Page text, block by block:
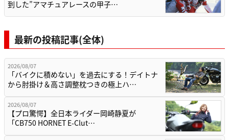
到した”アマチュアレースの甲子…
最新の投稿記事(全体)
2026/08/07
「バイクに積めない」を過去にする！デイトナ
から肘掛け＆高さ調整枕つきの極上ハ…
2026/08/07
【プロ驚愕】全日本ライダー岡崎静夏が
「CB750 HORNET E-Clut…